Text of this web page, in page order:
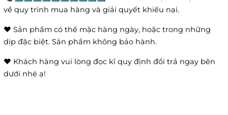
về quy trình mua hàng và giải quyết khiếu nại.
❤️ Sản phẩm có thể mặc hàng ngày, hoặc trong những
dịp đặc biệt. Sản phẩm không bảo hành.
❤️ Khách hàng vui lòng đọc kĩ quy định đổi trả ngay bên
dưới nhé ạ!